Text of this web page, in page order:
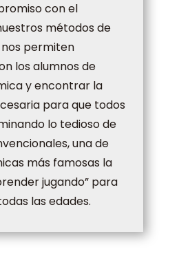
con el
métodos de
permiten
los alumnos de
y encontrar la
para que todos
lo tedioso de
una de
más famosas la
jugando” para
las edades.